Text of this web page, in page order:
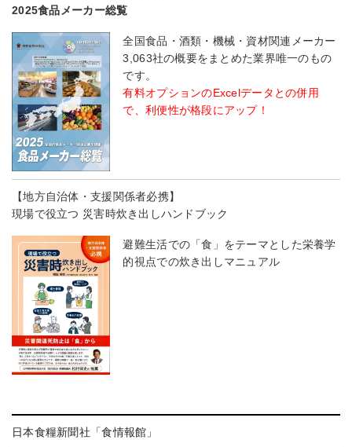
2025食品メーカー総覧
全国食品・酒類・機械・資材関連メーカー
3,063社の概要をまとめた業界唯一のもの
です。
有料オプションのExcelデータとの併用
で、利便性が格段にアップ！
【地方自治体・支援関係者必携】
現場で役立つ 災害時炊き出しハンドブック
避難生活での「食」をテーマとした栄養学
的視点での炊き出しマニュアル
日本食糧新聞社「食情報館」